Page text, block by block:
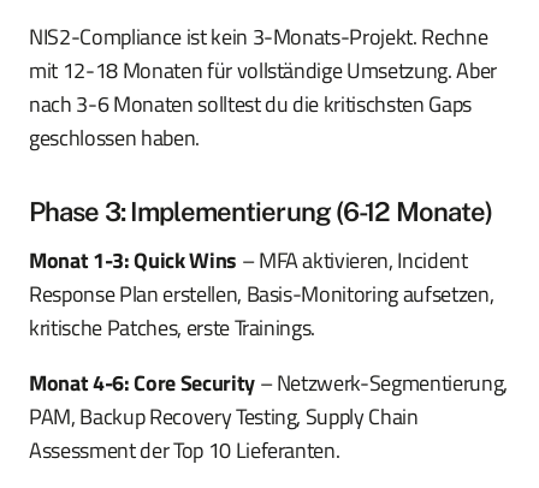
NIS2-Compliance ist kein 3-Monats-Projekt. Rechne
mit 12-18 Monaten für vollständige Umsetzung. Aber
nach 3-6 Monaten solltest du die kritischsten Gaps
geschlossen haben.
Phase 3: Implementierung (6-12 Monate)
Monat 1-3: Quick Wins – MFA aktivieren, Incident
Response Plan erstellen, Basis-Monitoring aufsetzen,
kritische Patches, erste Trainings.
Monat 4-6: Core Security– Netzwerk-Segmentierung,
PAM, Backup Recovery Testing, Supply Chain
Assessment der Top 10 Lieferanten.